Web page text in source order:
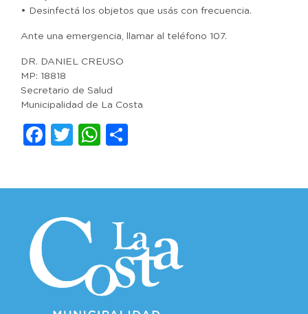
• Desinfectá los objetos que usás con frecuencia.
Ante una emergencia, llamar al teléfono 107.
DR. DANIEL CREUSO
MP: 18818
Secretario de Salud
Municipalidad de La Costa
Facebook
TwitterWhatsApp